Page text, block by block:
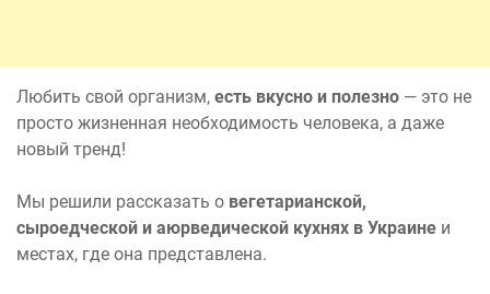
Любить свой организм, есть вкусно и полезно — это не
просто жизненная необходимость человека, а даже
новый тренд!
Мы решили рассказать о вегетарианской,
сыроедческой и аюрведической кухнях в Украине и
местах, где она представлена.